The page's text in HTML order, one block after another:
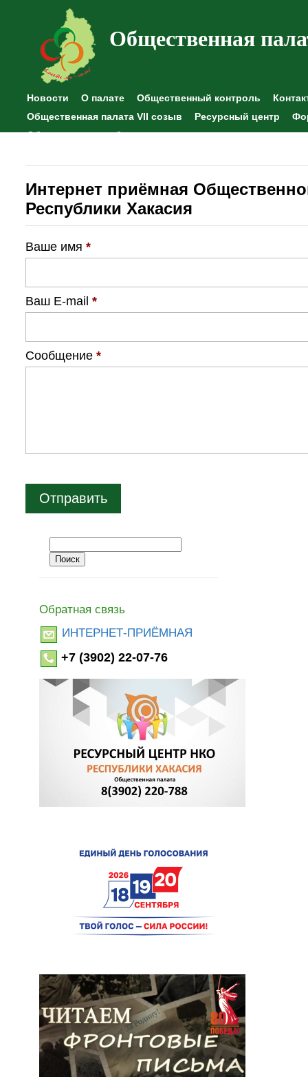
Общественная
Новости О палате Общественный контроль
Общественная палата VII созыв
Ресурсный центр
Общественные наблюдения
Интернет приёмная
Республики Хакасия
Ваше имя *
Ваш E-mail *
Сообщение *
Обратная связь
ИНТЕРНЕТ-ПРИЁМНАЯ
+7 (3902) 22-07-76